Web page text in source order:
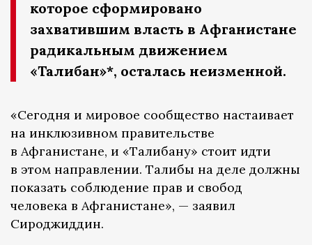
которое сформировано
захватившим власть в Афганистане
радикальным движением
«Талибан»*, осталась неизменной.
«Сегодня и мировое сообщество настаивает
на инклюзивном правительстве
в Афганистане, и «Талибану» стоит идти
в этом направлении. Талибы на деле должны
показать соблюдение прав и свобод
человека в Афганистане», — заявил
Сироджиддин.